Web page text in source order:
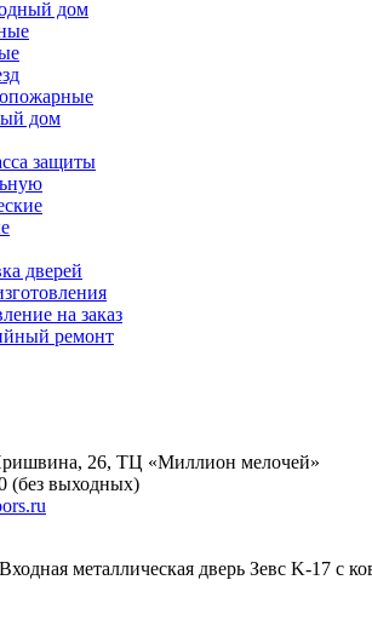
дом
дом
защиты
дверей
на заказ
ремонт
26, ТЦ «Миллион мелочей»
(без выходных)
Входная металлическая дверь Зевс K-17 с